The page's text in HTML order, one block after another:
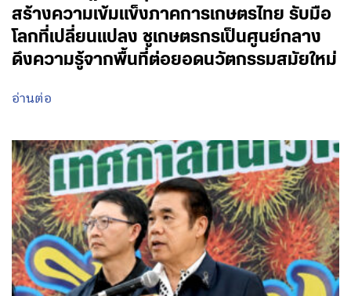
สร้างความเข้มแข็งภาคการเกษตรไทย รับมือ
โลกที่เปลี่ยนแปลง ชูเกษตรกรเป็นศูนย์กลาง
ดึงความรู้จากพื้นที่ต่อยอดนวัตกรรมสมัยใหม่
อ่านต่อ